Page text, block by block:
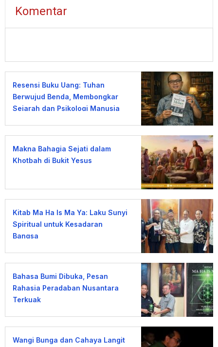
Komentar
Resensi Buku Uang: Tuhan
Berwujud Benda, Membongkar
Sejarah dan Psikologi Manusia
Makna Bahagia Sejati dalam
Khotbah di Bukit Yesus
Kitab Ma Ha Is Ma Ya: Laku Sunyi
Spiritual untuk Kesadaran
Bangsa
Bahasa Bumi Dibuka, Pesan
Rahasia Peradaban Nusantara
Terkuak
Wangi Bunga dan Cahaya Langit